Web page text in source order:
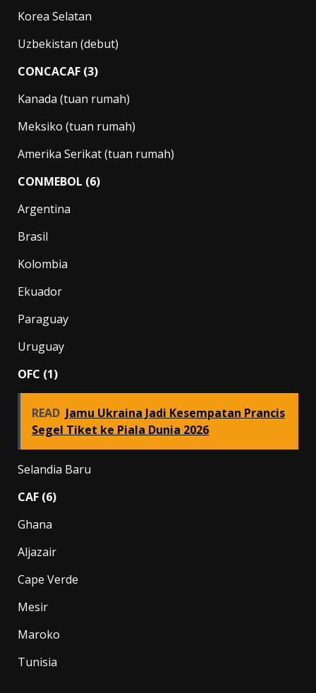
Korea Selatan
Uzbekistan (debut)
CONCACAF (3)
Kanada (tuan rumah)
Meksiko (tuan rumah)
Amerika Serikat (tuan rumah)
CONMEBOL (6)
Argentina
Brasil
Kolombia
Ekuador
Paraguay
Uruguay
OFC (1)
READ Jamu Ukraina Jadi Kesempatan Prancis
Segel Tiket ke Piala Dunia 2026
Selandia Baru
CAF (6)
Ghana
Aljazair
Cape Verde
Mesir
Maroko
Tunisia